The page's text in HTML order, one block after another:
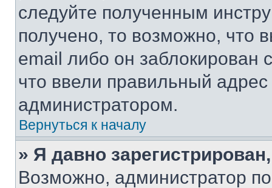
следуйте полученным
получено, то возможно, что
email либо он
что ввели правильный адрес
администратором.
Вернуться к началу
» Я давно
Возможно, администратор